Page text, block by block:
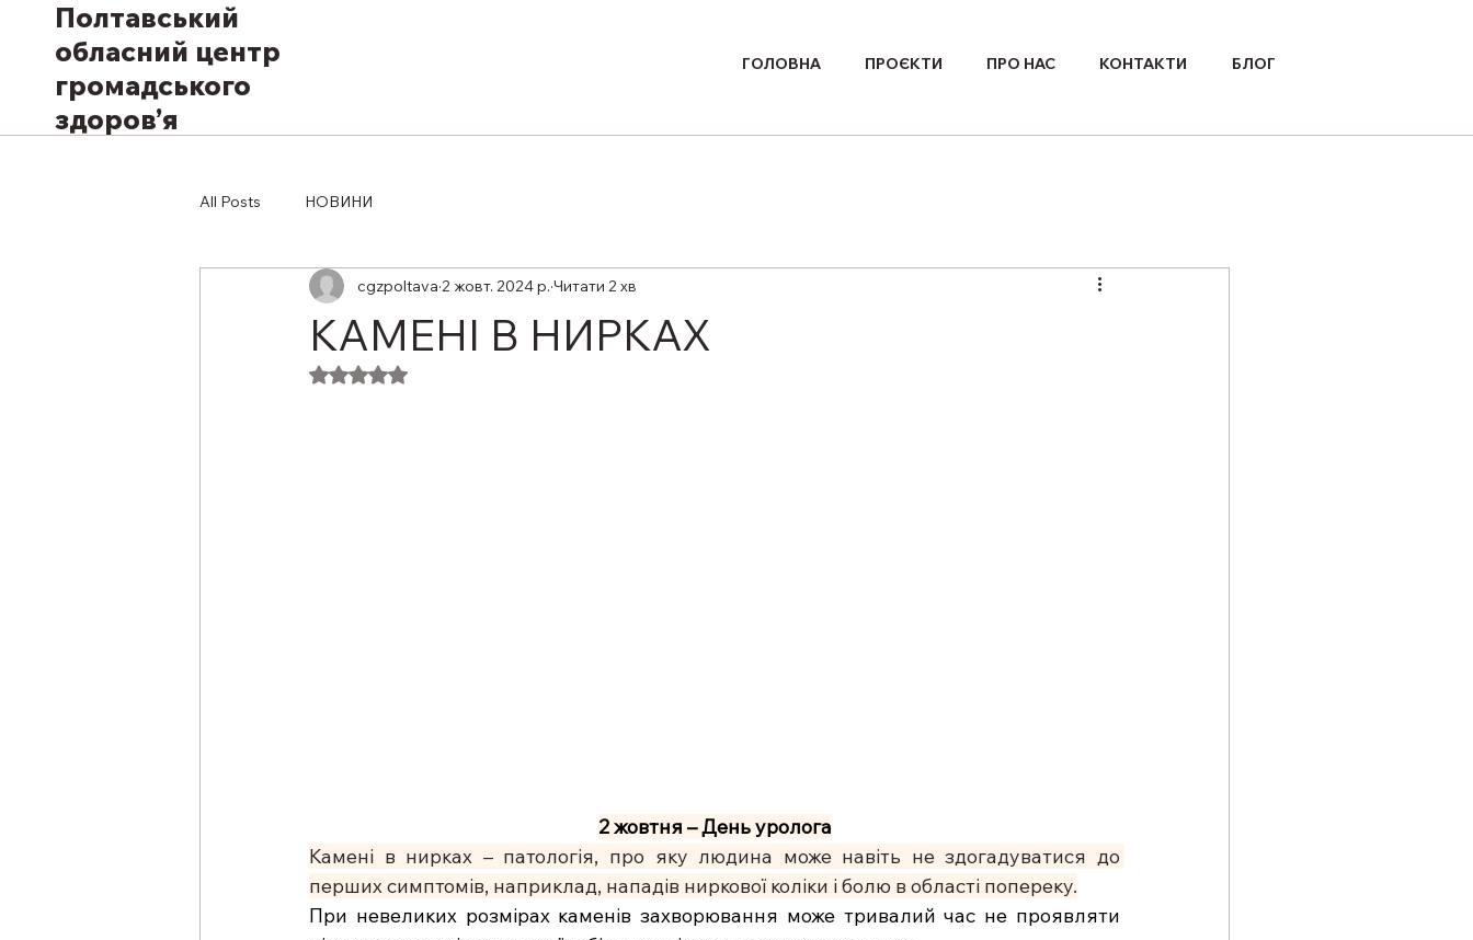
Полтавський
обласний центр
громадського
здоров’я
ГОЛОВНА ПРОЄКТИ ПРО НАС КОНТАКТИ БЛОГ
All Posts НОВИНИ
КАМЕНІ В НИРКАХ
cgzpoltava 2 жовт. 2024 р. Читати 2 хв
Оцінка: NaN з 5 зірок.
2 жовтня – День уролога
Камені в нирках – патологія, про яку людина може навіть не здогадуватися до
перших симптомів, наприклад, нападів ниркової коліки і болю в області попереку.
При невеликих розмірах каменів захворювання може тривалий час не проявляти